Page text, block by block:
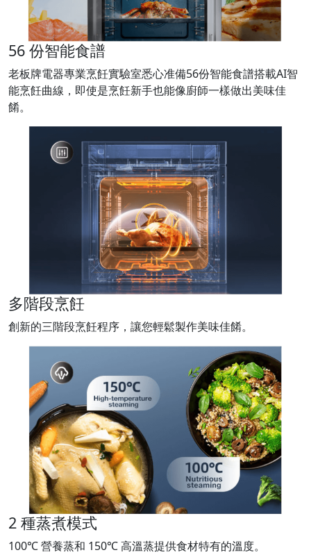
56 份智能食譜
老板牌電器專業烹飪實驗室悉心准備56份智能食譜搭載AI智
能烹飪曲線，即使是烹飪新手也能像廚師一樣做出美味佳
餚。
多階段烹飪
創新的三階段烹飪程序，讓您輕鬆製作美味佳餚。
2 種蒸煮模式
100℃ 營養蒸和 150℃ 高溫蒸提供食材特有的溫度。